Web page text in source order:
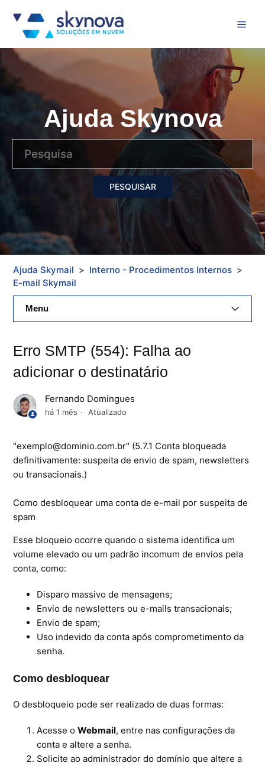
Ajuda Skynova
Ajuda Skymail
Interno - Procedimentos Internos
E-mail Skymail
Menu
Painel De Controle
Backup
Skybox
Citrix XenServer Agent
Ferramentas
Skymail Talk
Interno - Cloud Interno
Interno - Veeam
Erro SMTP (554): Falha ao
adicionar o destinatário
Fernando Domingues
há 1 mês Atualizado
"exemplo@dominio.com.br" (5.7.1 Conta bloqueada
definitivamente: suspeita de envio de spam, newsletters
ou transacionais.)
Como desbloquear uma conta de e-mail por suspeita de
spam
Esse bloqueio ocorre quando o sistema identifica um
volume elevado ou um padrão incomum de envios pela
conta, como:
Disparo massivo de mensagens;
Envio de newsletters ou e-mails transacionais;
Envio de spam;
Uso indevido da conta após comprometimento da
senha.
Como desbloquear
O desbloqueio pode ser realizado de duas formas:
Acesse oWebmail, entre nas configurações da
conta e altere a senha.
Solicite ao administrador do domínio que altere a